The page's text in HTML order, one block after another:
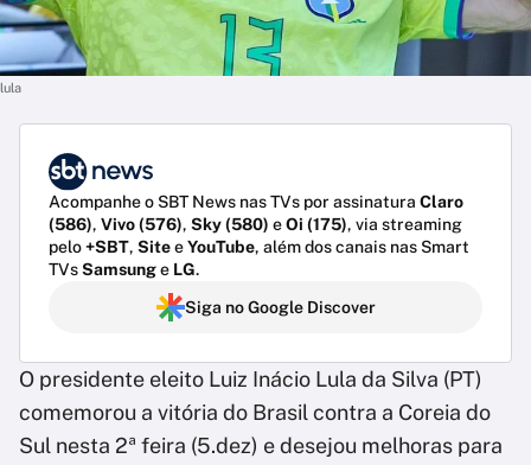
lula
Acompanhe o SBT News nas TVs por assinatura Claro
(586), Vivo (576), Sky (580) eOi (175), via streaming
pelo+SBT, SiteeYouTube, além dos canais nas Smart
TVsSamsunge LG.
Siga no Google Discover
O presidente eleito Luiz Inácio Lula da Silva (PT)
comemorou a vitória do Brasil contra a Coreia do
Sul nesta 2ª feira (5.dez) e desejou melhoras para